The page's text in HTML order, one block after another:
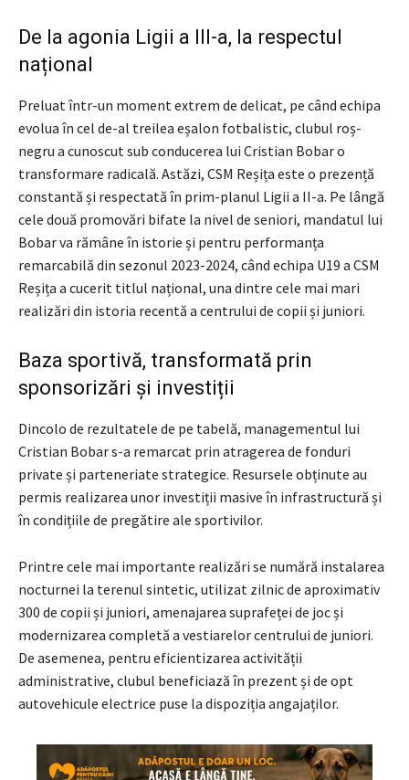
De la agonia Ligii a III-a, la respectul
național
Preluat într-un moment extrem de delicat, pe când echipa
evolua în cel de-al treilea eșalon fotbalistic, clubul roș-
negru a cunoscut sub conducerea lui Cristian Bobar o
transformare radicală. Astăzi, CSM Reșița este o prezență
constantă și respectată în prim-planul Ligii a II-a. Pe lângă
cele două promovări bifate la nivel de seniori, mandatul lui
Bobar va rămâne în istorie și pentru performanța
remarcabilă din sezonul 2023-2024, când echipa U19 a CSM
Reșița a cucerit titlul național, una dintre cele mai mari
realizări din istoria recentă a centrului de copii și juniori.
Baza sportivă, transformată prin
sponsorizări și investiții
Dincolo de rezultatele de pe tabelă, managementul lui
Cristian Bobar s-a remarcat prin atragerea de fonduri
private și parteneriate strategice. Resursele obținute au
permis realizarea unor investiții masive în infrastructură și
în condițiile de pregătire ale sportivilor.
Printre cele mai importante realizări se numără instalarea
nocturnei la terenul sintetic, utilizat zilnic de aproximativ
300 de copii și juniori, amenajarea suprafeței de joc și
modernizarea completă a vestiarelor centrului de juniori.
De asemenea, pentru eficientizarea activității
administrative, clubul beneficiază în prezent și de opt
autovehicule electrice puse la dispoziția angajaților.